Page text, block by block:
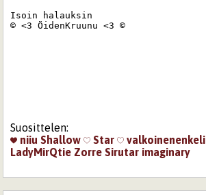
Isoin halauksin
© <3 ÖidenKruunu <3 ©
Suosittelen:
niiu Shallow Star valkoinenenkeli
LadyMirQtie Zorre Sirutar imaginary